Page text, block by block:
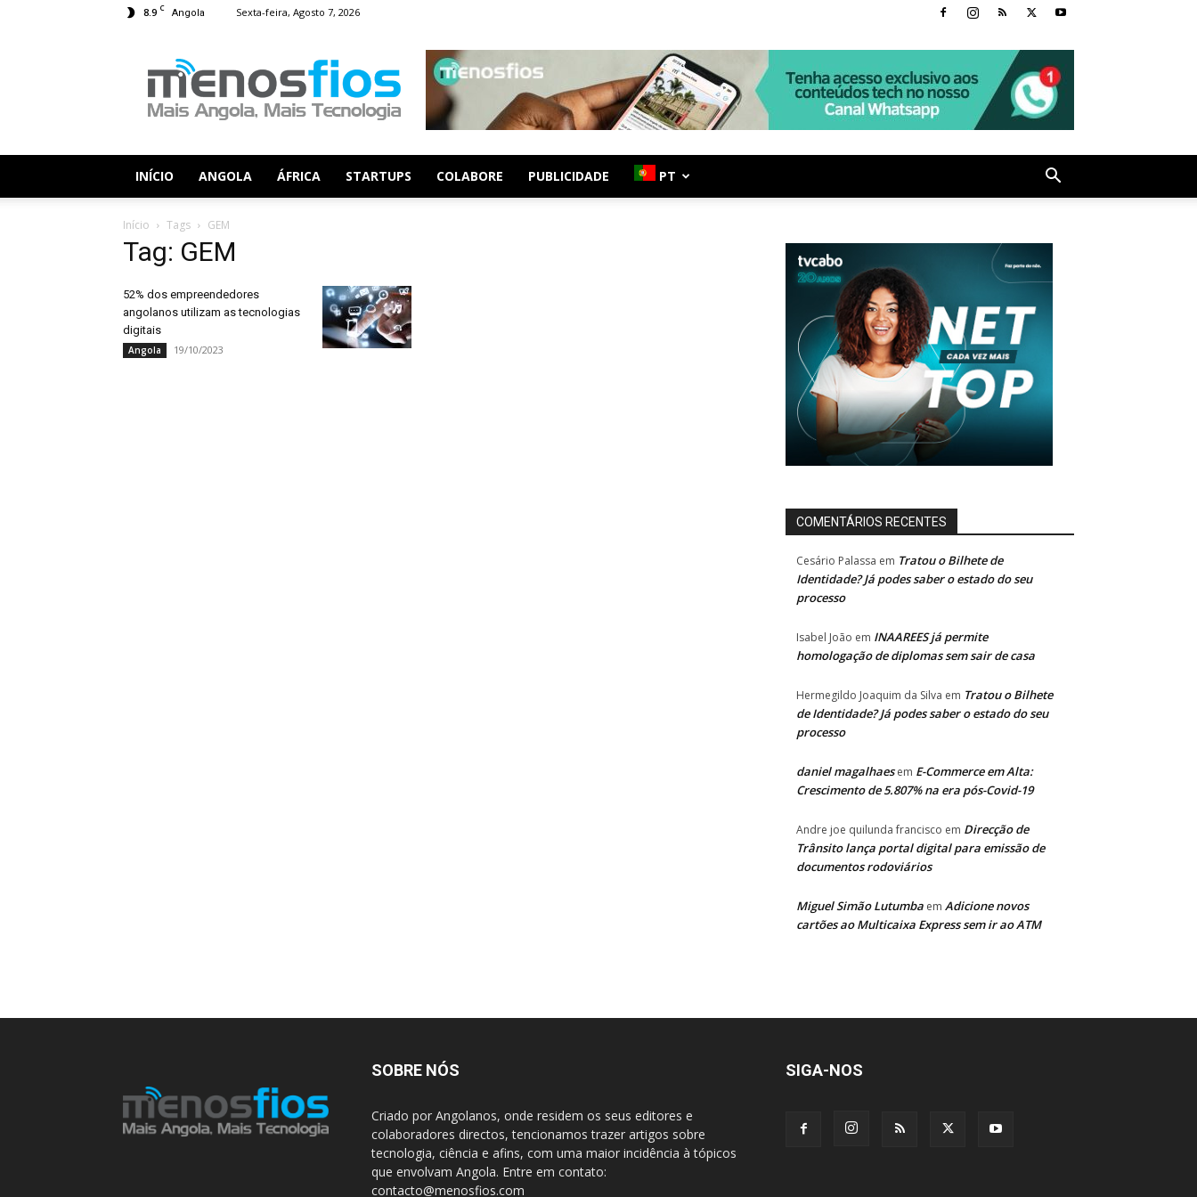
8.9 C Angola Sexta-feira, Agosto 7, 2026
Fios
INÍCIO ANGOLA ÁFRICA STARTUPS COLABORE PUBLICIDADE PT
Início Tags GEM
Tag: GEM
52% dos empreendedores
angolanos utilizam as tecnologias
digitais
Angola 19/10/2023
COMENTÁRIOS RECENTES
Cesário Palassa em Tratou o Bilhete de
Identidade? Já podes saber o estado do seu
processo
Isabel João em INAAREES já permite
homologação de diplomas sem sair de casa
Hermegildo Joaquim da Silva em Tratou o Bilhete
de Identidade? Já podes saber o estado do seu
processo
daniel magalhaesem E-Commerce em Alta:
Crescimento de 5.807% na era pós-Covid-19
Andre joe quilunda francisco em Direcção de
Trânsito lança portal digital para emissão de
documentos rodoviários
Miguel Simão Lutumba em Adicione novos
cartões ao Multicaixa Express sem ir ao ATM
SOBRE NÓS
Criado por Angolanos, onde residem os seus editores e
colaboradores directos, tencionamos trazer artigos sobre
tecnologia, ciência e afins, com uma maior incidência à tópicos
que envolvam Angola. Entre em contato:
contacto@menosfios.com
SIGA-NOS